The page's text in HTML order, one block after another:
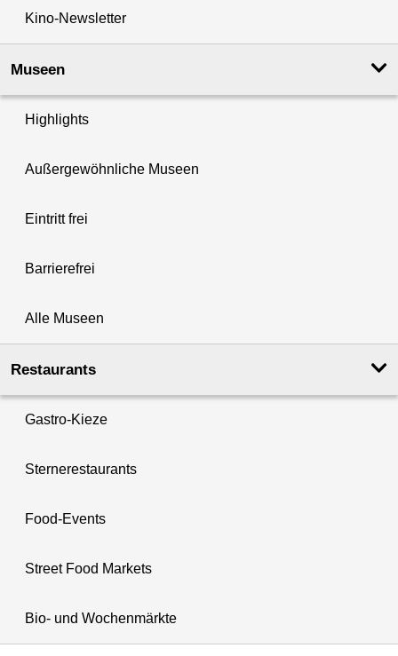
Kino-Newsletter
Museen
Highlights
Außergewöhnliche Museen
Eintritt frei
Barrierefrei
Alle Museen
Restaurants
Gastro-Kieze
Sternerestaurants
Food-Events
Street Food Markets
Bio- und Wochenmärkte